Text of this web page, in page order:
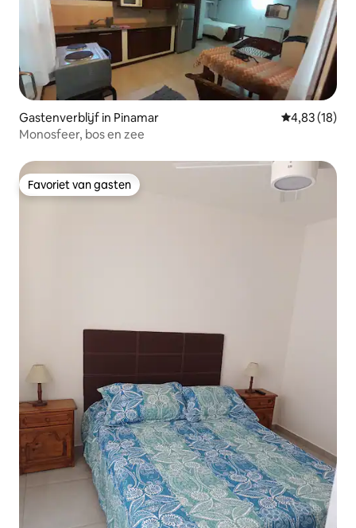
Gastenverblijf in Pinamar Gemiddelde
4,83 (18)
Monosfeer, bos en zee
Favoriet van gasten
Favoriet van gasten